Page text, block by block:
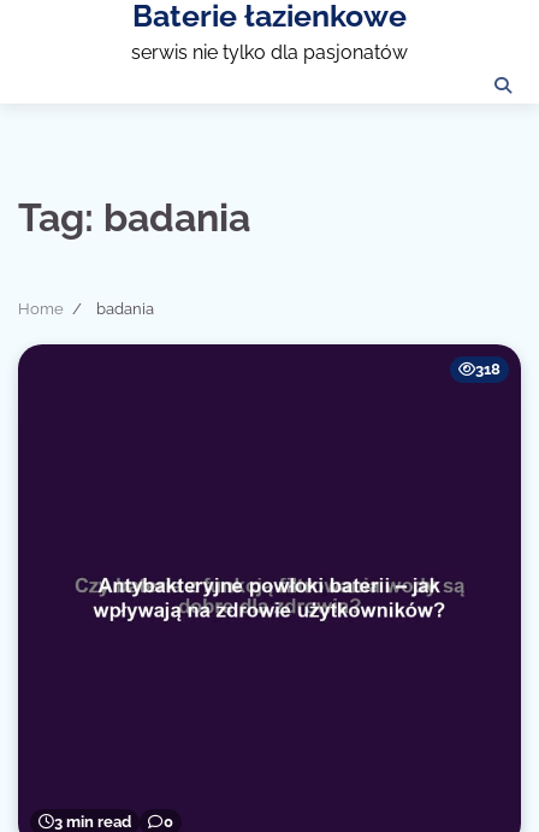
Baterie łazienkowe
serwis nie tylko dla pasjonatów
Tag: badania
Home badania
3 min read 0
318